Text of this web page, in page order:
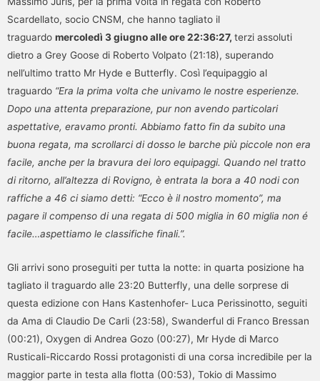
Scardellato, socio CNSM, che hanno tagliato il
traguardo mercoledì 3 giugno alle ore 22:36:27, terzi assoluti
dietro a Grey Goose di Roberto Volpato (21:18), superando
nell’ultimo tratto Mr Hyde e Butterfly. Così l’equipaggio al
traguardo “Era la prima volta che univamo le nostre esperienze.
Dopo una attenta preparazione, pur non avendo particolari
aspettative, eravamo pronti. Abbiamo fatto fin da subito una
buona regata, ma scrollarci di dosso le barche più piccole non era
facile, anche per la bravura dei loro equipaggi. Quando nel tratto
di ritorno, all’altezza di Rovigno, è entrata la bora a 40 nodi con
raffiche a 46 ci siamo detti: “Ecco è il nostro momento”, ma
pagare il compenso di una regata di 500 miglia in 60 miglia non é
facile…aspettiamo le classifiche finali.”.
Gli arrivi sono proseguiti per tutta la notte: in quarta posizione ha
tagliato il traguardo alle 23:20 Butterfly, una delle sorprese di
questa edizione con Hans Kastenhofer- Luca Perissinotto, seguiti
da Ama di Claudio De Carli (23:58), Swanderful di Franco Bressan
(00:21), Oxygen di Andrea Gozo (00:27), Mr Hyde di Marco
Rusticali-Riccardo Rossi protagonisti di una corsa incredibile per la
maggior parte in testa alla flotta (00:53), Tokio di Massimo